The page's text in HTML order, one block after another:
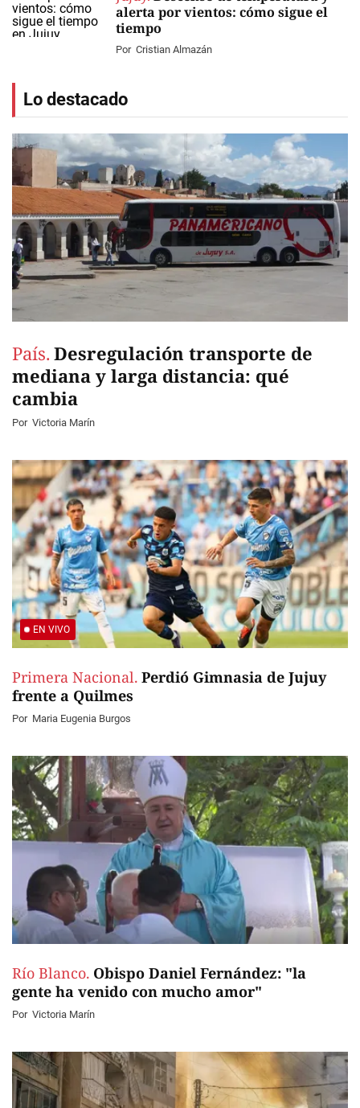
alerta por vientos: cómo sigue el
tiempo
Por Cristian Almazán
Lo destacado
País. Desregulación transporte de
mediana y larga distancia: qué
cambia
Por Victoria Marín
EN VIVO
Primera Nacional. Perdió Gimnasia de Jujuy
frente a Quilmes
Por Maria Eugenia Burgos
Río Blanco. Obispo Daniel Fernández: "la
gente ha venido con mucho amor"
Por Victoria Marín